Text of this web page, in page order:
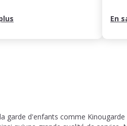
En
garde d'enfants comme